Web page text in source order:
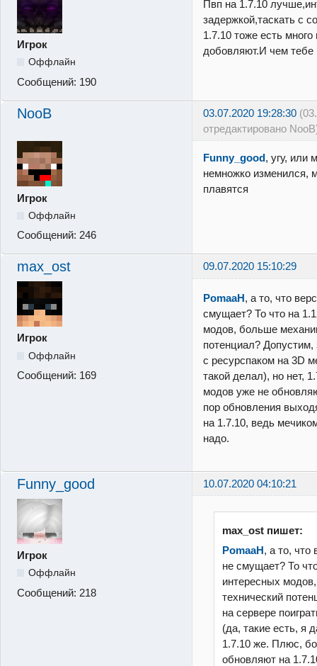
Игрок
Оффлайн
Сообщений: 190
Пвп на 1.7.10
задержкой,таскать с
1.7.10 тоже есть
добовляют.И чем тебе
NooB 03.07.2020 19:28:30
отредактировано
Игрок
Оффлайн
Сообщений: 246
Funny_good, угу, или
немножко изменился,
плавятся
max_ost 09.07.2020 15:10:29
Игрок
Оффлайн
Сообщений: 169
PomaaH, а то, что
смущает? То что на
модов, больше
потенциал? Допустим,
с ресурспаком на 3D
такой делал), но нет,
модов уже не
пор обновления
на 1.7.10, ведь
надо.
Funny_good 10.07.2020 04:10:21
Игрок
Оффлайн
Сообщений: 218
max_ost пишет:
PomaaH, а то, что
не смущает? То
интересных
технический
на сервере
(да, такие есть, я
1.7.10 же. Плюс,
обновляют на